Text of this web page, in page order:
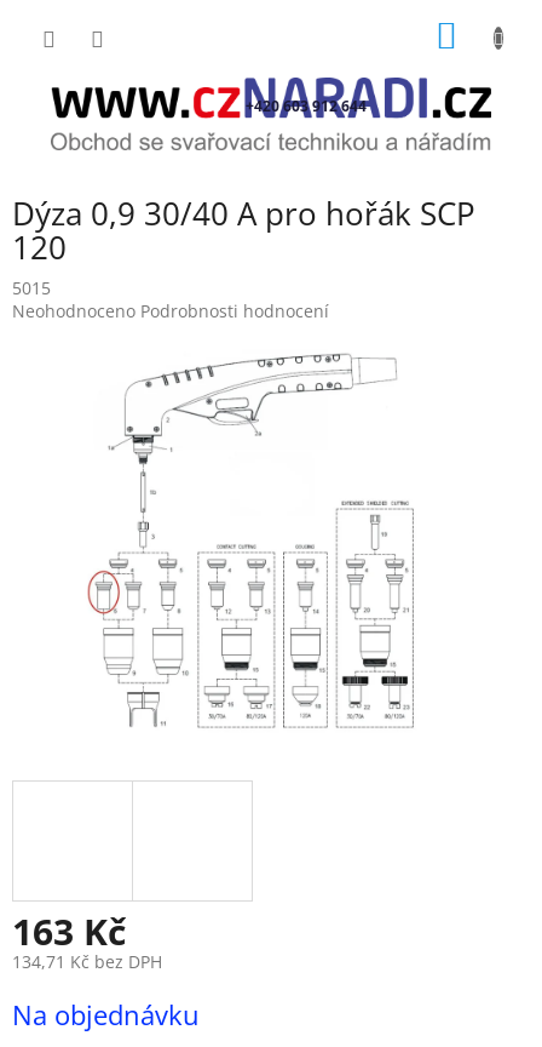
+420 603 912 644
Dýza 0,9 30/40 A pro hořák SCP
120
5015
Průměrné
Neohodnoceno Podrobnosti hodnocení
163 Kč
134,71 Kč bez DPH
cena:
Na objednávku